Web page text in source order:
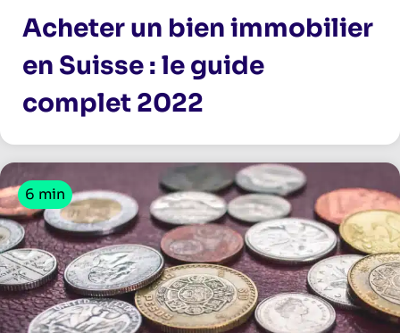
Acheter un bien immobilier
en Suisse : le guide
complet 2022
6 min